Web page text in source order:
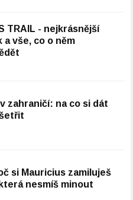
TRAIL - nejkrásnější
vše, co o něm
zahraničí: na co si dát
si Mauricius zamiluješ
nesmíš minout